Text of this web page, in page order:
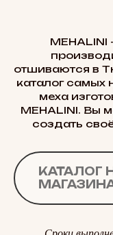
отшиваются в
каталог самых
меха
MEHALINI. Вы
создать
КАТАЛОГ